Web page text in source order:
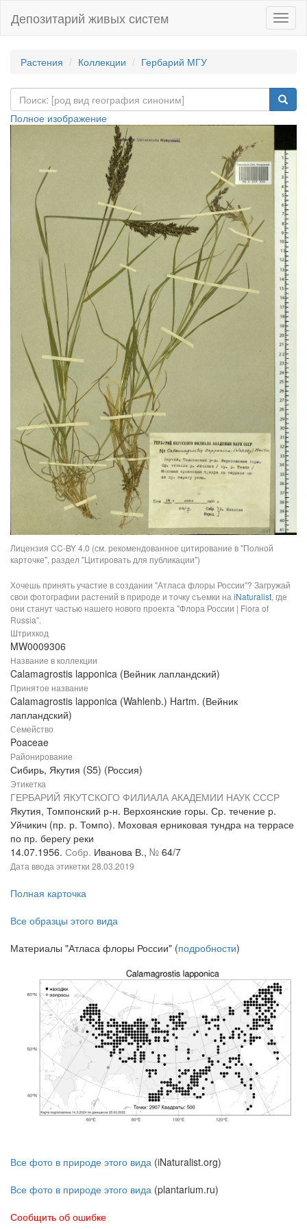
Депозитарий живых систем
Растения Коллекции Гербарий МГУ
Полное изображение
Лицензия CC-BY 4.0 (см. рекомендованное цитирование в "Полной
карточке", раздел "Цитировать для публикации")
Хочешь принять участие в создании "Атласа флоры России"? Загружай
свои фотографии растений в природе и точку съемки на iNaturalist, где
они станут частью нашего нового проекта "Флора России | Flora of
Russia".
Штрихкод
MW0009306
Название в коллекции
Calamagrostis lapponica (Вейник лапландский)
Принятое название
Calamagrostis lapponica (Wahlenb.) Hartm. (Вейник
лапландский)
Семейство
Poaceae
Районирование
Сибирь, Якутия (S5) (Россия)
Этикетка
ГЕРБАРИЙ ЯКУТСКОГО ФИЛИАЛА АКАДЕМИИ НАУК СССР
Якутия, Томпонский р-н. Верхоянские горы. Ср. течение р.
Уйчикич (пр. р. Томпо). Моховая ерниковая тундра на террасе
по пр. берегу реки
14.07.1956. Собр. Иванова В., № 64/7
Дата ввода этикетки 28.03.2019
Полная карточка
Все образцы этого вида
Материалы "Атласа флоры России" (подробности)
Все фото в природе этого вида (iNaturalist.org)
Все фото в природе этого вида (plantarium.ru)
Сообщить об ошибке